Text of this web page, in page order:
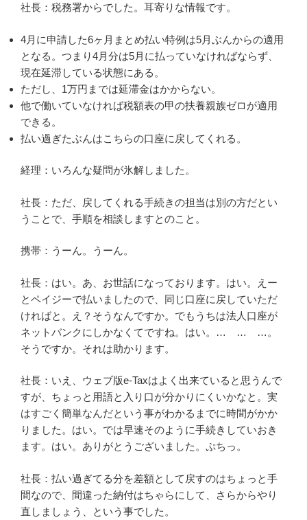
社長：税務署からでした。耳寄りな情報です。
4月に申請した6ヶ月まとめ払い特例は5月ぶんからの適用
となる。つまり4月分は5月に払っていなければならず、
現在延滞している状態にある。
ただし、1万円までは延滞金はかからない。
他で働いていなければ税額表の甲の扶養親族ゼロが適用
できる。
払い過ぎたぶんはこちらの口座に戻してくれる。
経理：いろんな疑問が氷解しました。
社長：ただ、戻してくれる手続きの担当は別の方だとい
うことで、手順を相談しますとのこと。
携帯：うーん。うーん。
社長：はい。あ、お世話になっております。はい。えー
とペイジーで払いましたので、同じ口座に戻していただ
ければと。え？そうなんですか。でもうちは法人口座が
ネットバンクにしかなくてですね。はい。… … …。
そうですか。それは助かります。
社長：いえ、ウェブ版e-Taxはよく出来ていると思うんで
すが、ちょっと用語と入り口が分かりにくいかなと。実
はすごく簡単なんだという事がわかるまでに時間がかか
りました。はい。では早速そのように手続きしていおき
ます。はい。ありがとうございました。ぷちっ。
社長：払い過ぎてる分を差額として戻すのはちょっと手
間なので、間違った納付はちゃらにして、さらからやり
直しましょう、という事でした。